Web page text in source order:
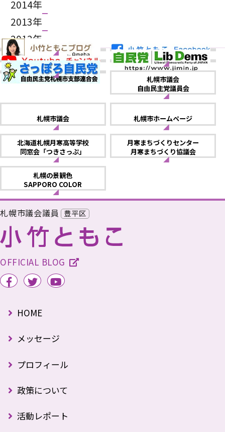
2014年
2013年
2012年
札幌市議会
自由民主党議員会
札幌市議会 札幌市ホームページ
北海道札幌月寒高等学校
同窓会「つきさっぷ」
月寒まちづくりセンター
月寒まちづくり協議会
札幌の景観色
SAPPORO COLOR
札幌市議会議員 豊平区
OFFICIAL BLOG
HOME
メッセージ
プロフィール
政策について
活動レポート